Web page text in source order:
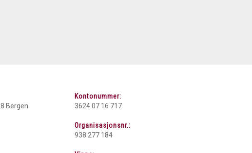
Bergen
Kontonummer:
3624 07 16 717
Organisasjonsnr.:
938 277 184